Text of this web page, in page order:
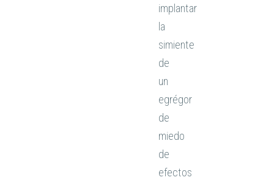
implantar
la
simiente
de
un
egrégor
de
miedo
de
efectos